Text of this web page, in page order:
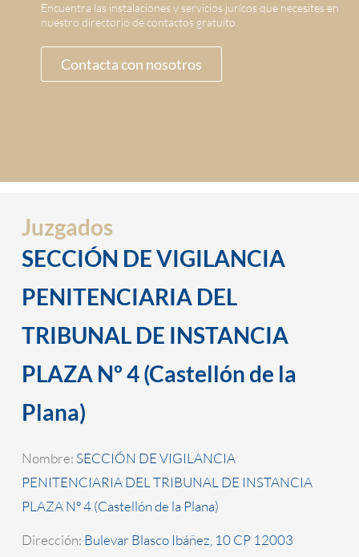
Encuentra las instalaciones y servicios jurícos que necesites en
nuestro directorio de contactos gratuito.
Contacta con nosotros
Juzgados
SECCIÓN DE VIGILANCIA
PENITENCIARIA DEL
TRIBUNAL DE INSTANCIA
PLAZA Nº 4 (Castellón de la
Plana)
Nombre: SECCIÓN DE VIGILANCIA
PENITENCIARIA DEL TRIBUNAL DE INSTANCIA
PLAZA Nº 4 (Castellón de la Plana)
Dirección: Bulevar Blasco Ibáñez, 10 CP 12003